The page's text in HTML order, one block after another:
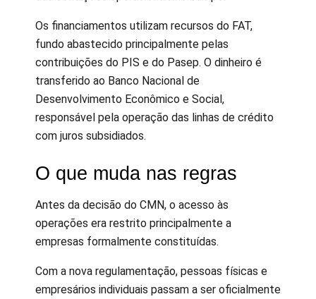
Os financiamentos utilizam recursos do FAT,
fundo abastecido principalmente pelas
contribuições do PIS e do Pasep. O dinheiro é
transferido ao Banco Nacional de
Desenvolvimento Econômico e Social,
responsável pela operação das linhas de crédito
com juros subsidiados.
O que muda nas regras
Antes da decisão do CMN, o acesso às
operações era restrito principalmente a
empresas formalmente constituídas.
Com a nova regulamentação, pessoas físicas e
empresários individuais passam a ser oficialmente